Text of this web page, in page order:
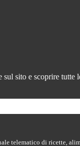
sito e scoprire tutte
telematico di ricette,